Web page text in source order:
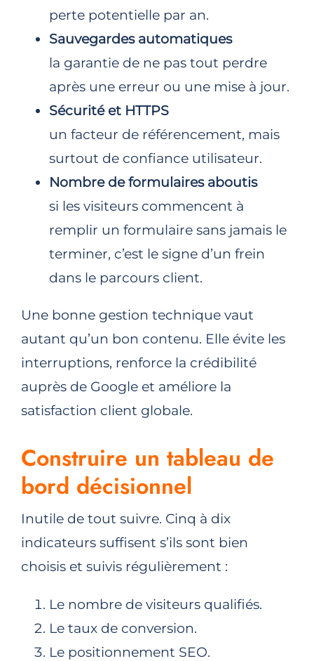
perte potentielle par an.
Sauvegardes automatiques
la garantie de ne pas tout perdre
après une erreur ou une mise à jour.
Sécurité et HTTPS
un facteur de référencement, mais
surtout de confiance utilisateur.
Nombre de formulaires aboutis
si les visiteurs commencent à
remplir un formulaire sans jamais le
terminer, c’est le signe d’un frein
dans le parcours client.
Une bonne gestion technique vaut
autant qu’un bon contenu. Elle évite les
interruptions, renforce la crédibilité
auprès de Google et améliore la
satisfaction client globale.
Construire un tableau de
bord décisionnel
Inutile de tout suivre. Cinq à dix
indicateurs suffisent s’ils sont bien
choisis et suivis régulièrement :
Le nombre de visiteurs qualifiés.
Le taux de conversion.
Le positionnement SEO.